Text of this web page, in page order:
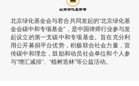
北京绿化基金会与君合共同发起的“北京绿化基
金会碳中和专项基金”，是中国律师行业参与发
起设立的第一支碳中和专项基金。旨在充分利
用公开募捐平台优势，积极联合社会力量，宣
传碳中和理念，鼓励和动员社会单位和个人参
与“增汇减排”、“植树造林”等公益活动。